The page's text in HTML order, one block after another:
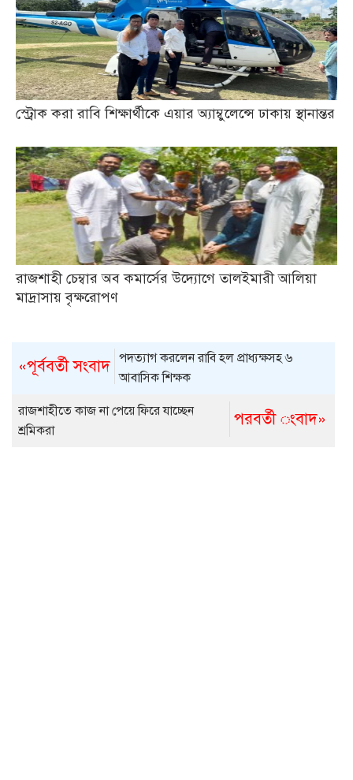
স্ট্রোক করা রাবি শিক্ষার্থীকে এয়ার অ্যাম্বুলেন্সে ঢাকায় স্থানান্তর
রাজশাহী চেম্বার অব কমার্সের উদ্যোগে তালইমারী আলিয়া
মাদ্রাসায় বৃক্ষরোপণ
«পূর্ববর্তী সংবাদ পদত্যাগ করলেন রাবি হল প্রাধ্যক্ষসহ ৬
আবাসিক শিক্ষক
পরবর্তী ংবাদ»
রাজশাহীতে কাজ না পেয়ে ফিরে যাচ্ছেন
শ্রমিকরা